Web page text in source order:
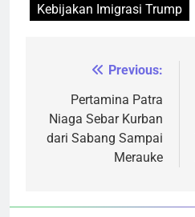
Kebijakan Imigrasi Trump
Navigasi
pos
Previous:
Pertamina Patra
Niaga Sebar Kurban
dari Sabang Sampai
Merauke